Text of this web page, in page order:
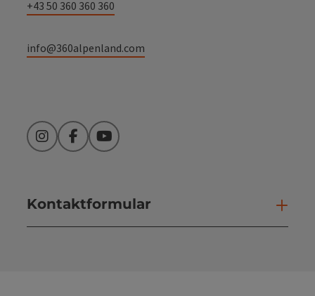
+43 50 360 360 360
info@360alpenland.com
InstagramFacebookYouTube
Kontaktformular